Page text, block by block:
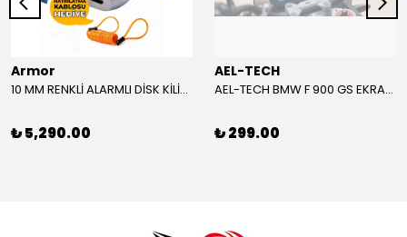
Armor
10 MM RENKLİ ALARMLI DİSK KİLİDİ YENİ VERSİYON
₺ 5,290.00
AEL-TECH
AEL-TECH BMW F 900 GS EKRAN/GÖSTERGE KORUYUCU 2024-2025
₺ 299.00